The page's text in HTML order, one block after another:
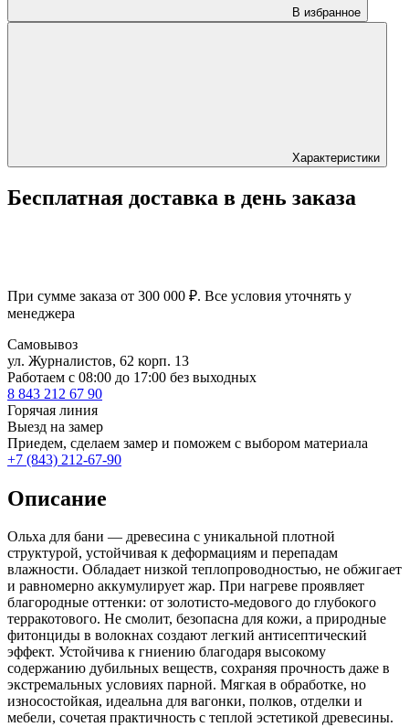
В избранное
Характеристики
Бесплатная доставка в день заказа
При сумме заказа от 300 000 ₽. Все условия уточнять у
менеджера
Самовывоз
ул. Журналистов, 62 корп. 13
Работаем c 08:00 до 17:00 без выходных
8 843 212 67 90
Горячая линия
Выезд на замер
Приедем, сделаем замер и поможем с выбором материала
+7 (843) 212-67-90
Описание
Ольха для бани — древесина с уникальной плотной
структурой, устойчивая к деформациям и перепадам
влажности. Обладает низкой теплопроводностью, не обжигает
и равномерно аккумулирует жар. При нагреве проявляет
благородные оттенки: от золотисто-медового до глубокого
терракотового. Не смолит, безопасна для кожи, а природные
фитонциды в волокнах создают легкий антисептический
эффект. Устойчива к гниению благодаря высокому
содержанию дубильных веществ, сохраняя прочность даже в
экстремальных условиях парной. Мягкая в обработке, но
износостойкая, идеальна для вагонки, полков, отделки и
мебели, сочетая практичность с теплой эстетикой древесины.